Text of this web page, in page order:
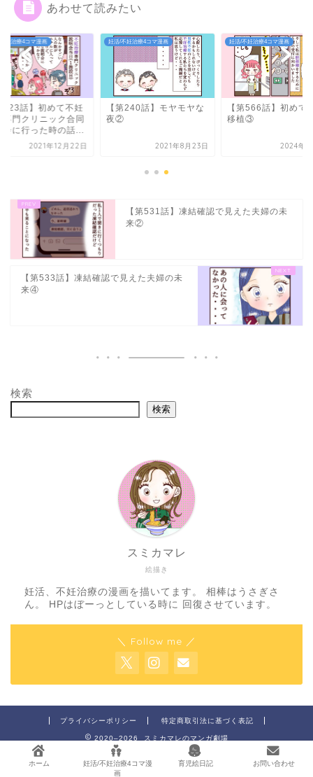
あわせて読みたい
妊治療4コマ漫画
323話】初めて不妊
専門クリニック合同
会に行った時の話...
2021年12月22日
妊活/不妊治療4コマ漫画
【第240話】モヤモヤな
夜②
2021年8月23日
妊活/不妊治療4コマ漫画
【第566話】初めて
移植③
2024年4
【第531話】凍結確認で見えた夫婦の未
来②
【第533話】凍結確認で見えた夫婦の未
来④
検索
検索
絵描き
スミカマレ
妊活、不妊治療の漫画を描いてます。 相棒はうさぎさ
ん。 HPはぼーっとしている時に 回復させています。
＼ Follow me ／
プライバシーポリシー 特定商取引法に基づく表記
2020–2026 スミカマレのマンガ劇場
ホーム
妊活/不妊治療4コマ漫
画
育児絵日記 お問い合わせ